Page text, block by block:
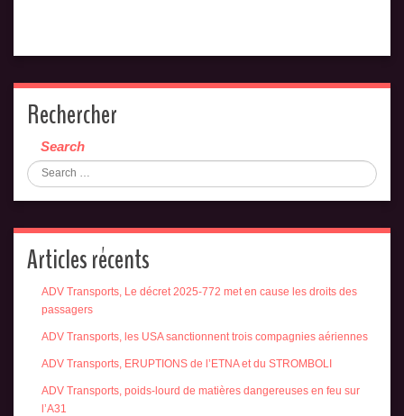
Rechercher
Search
Articles récents
ADV Transports, Le décret 2025-772 met en cause les droits des
passagers
ADV Transports, les USA sanctionnent trois compagnies aériennes
ADV Transports, ERUPTIONS de l’ETNA et du STROMBOLI
ADV Transports, poids-lourd de matières dangereuses en feu sur
l’A31